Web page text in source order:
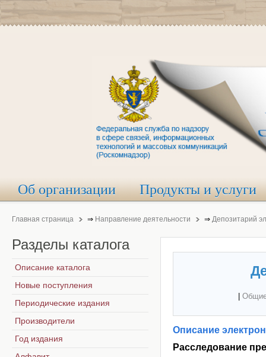
Об организации Продукты и услуги
Главная страница ⇒ Направление деятельности ⇒ Депозитарий
Описание
Расследование
Разделы каталога
Описание каталога
Новые поступления
Периодические издания
Производители
Год издания